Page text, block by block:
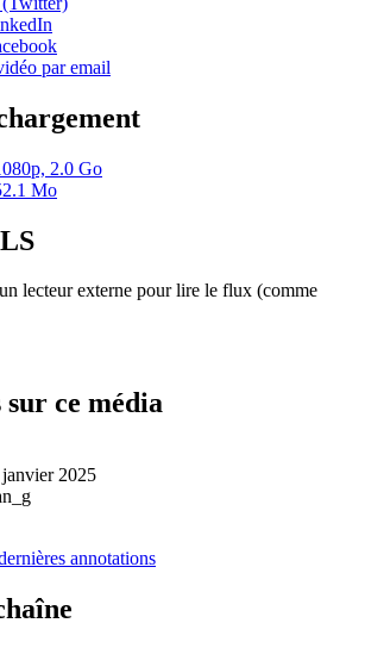
par email
2.0 Go
Mo
lecteur externe pour lire le flux (comme
ce média
janvier 2025
annotations